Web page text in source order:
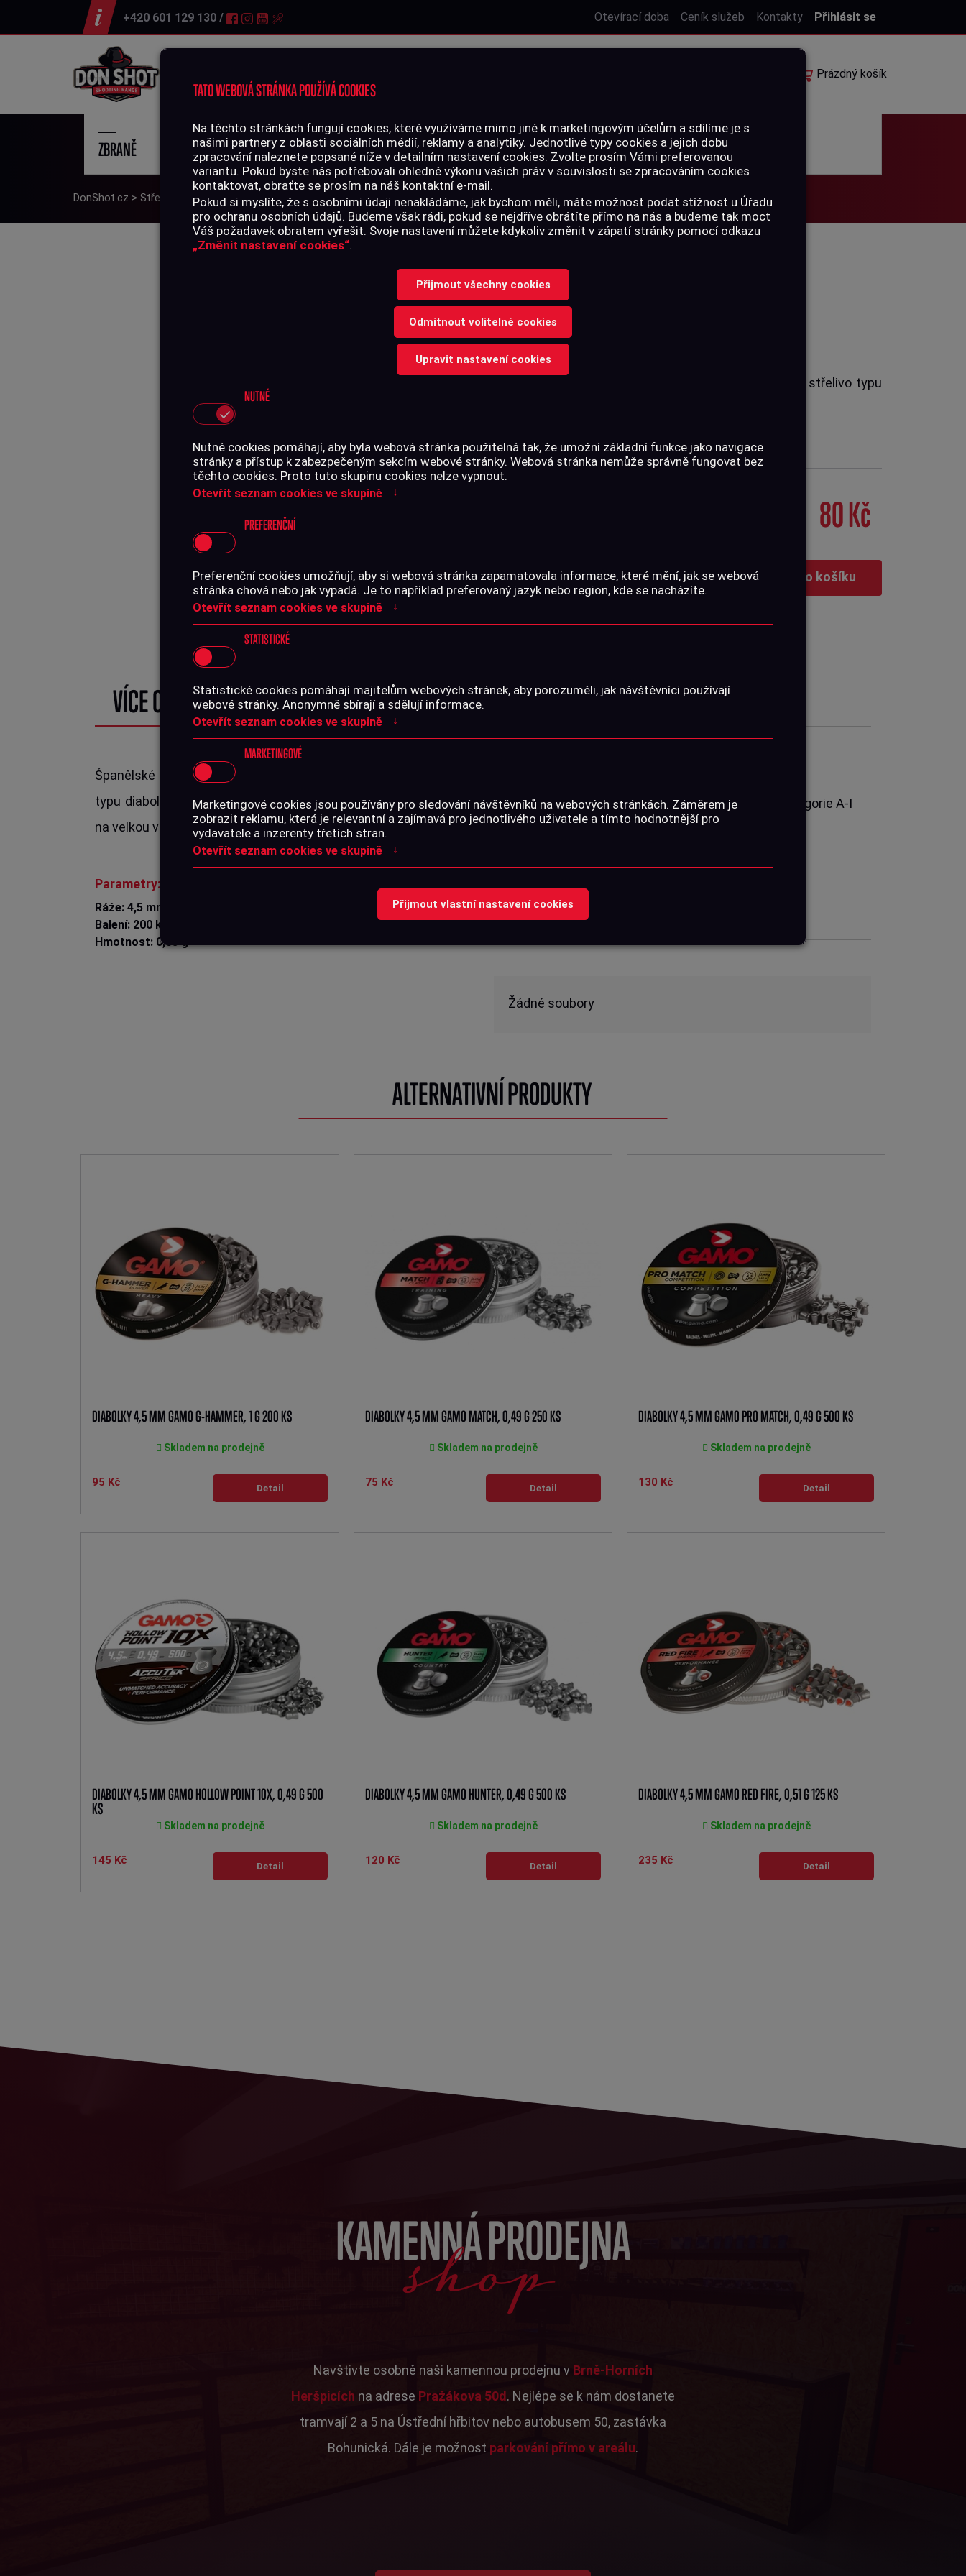
TATO WEBOVÁ STRÁNKA POUŽÍVÁ COOKIES
Na těchto stránkách fungují cookies, které využíváme mimo jiné k marketingovým účelům a sdílíme je s
našimi partnery z oblasti sociálních médií, reklamy a analytiky. Jednotlivé typy cookies a jejich dobu
zpracování naleznete popsané níže v detailním nastavení cookies. Zvolte prosím Vámi preferovanou
variantu. Pokud byste nás potřebovali ohledně výkonu vašich práv v souvislosti se zpracováním cookies
kontaktovat, obraťte se prosím na náš kontaktní e-mail.
Pokud si myslíte, že s osobními údaji nenakládáme, jak bychom měli, máte možnost podat stížnost u Úřadu
pro ochranu osobních údajů. Budeme však rádi, pokud se nejdříve obrátíte přímo na nás a budeme tak moct
Váš požadavek obratem vyřešit. Svoje nastavení můžete kdykoliv změnit v zápatí stránky pomocí odkazu
„Změnit nastavení cookies“.
Přijmout všechny cookies
Odmítnout volitelné cookies
Upravit nastavení cookies
NUTNÉ
Nutné cookies pomáhají, aby byla webová stránka použitelná tak, že umožní základní funkce jako navigace
stránky a přístup k zabezpečeným sekcím webové stránky. Webová stránka nemůže správně fungovat bez
těchto cookies. Proto tuto skupinu cookies nelze vypnout.
Otevřít seznam cookies ve skupině ↓
PREFERENČNÍ
Preferenční cookies umožňují, aby si webová stránka zapamatovala informace, které mění, jak se webová
stránka chová nebo jak vypadá. Je to například preferovaný jazyk nebo region, kde se nacházíte.
Otevřít seznam cookies ve skupině ↓
STATISTICKÉ
Statistické cookies pomáhají majitelům webových stránek, aby porozuměli, jak návštěvníci používají
webové stránky. Anonymně sbírají a sdělují informace.
Otevřít seznam cookies ve skupině ↓
MARKETINGOVÉ
Marketingové cookies jsou používány pro sledování návštěvníků na webových stránkách. Záměrem je
zobrazit reklamu, která je relevantní a zajímavá pro jednotlivého uživatele a tímto hodnotnější pro
vydavatele a inzerenty třetích stran.
Otevřít seznam cookies ve skupině ↓
Přijmout vlastní nastavení cookies
+420 601 129 130 / Otevírací doba Ceník služeb Kontakty Přihlásit se
Prázdný košík
ZBRANĚ STŘELIVO PŘÍSLUŠENSTVÍ POUKAZY
DonShot.cz > Střelivo Diabolky a broky>Diabolky 4,5 mm Gamo TS-10, 200 ks
DIABOLKY 4,5 MM GAMO TS-
10, 200 KS
Španělské střelivo pro vzduchovky typ TS-10. Olověné střelivo typu
80 Kč
- + ks Vložit do košíku
VÍCE O PRODUKTU
Španělské střelivo pro vzduchovky typ TS-10. Olověné střelivo
typu diabolo, nadstandardně dlouhé a těžké diabolky pro střelbu
na velkou vzdálenost s velkou dopadovou energií.
Parametry:
Ráže: 4,5 mm (.177")
Balení: 200 ks
Hmotnost: 0,68 g
PARAMETRY
Střelivo:
Střelivo, Střelivo kategorie A-I
SOUBORY KE STAŽENÍ
Žádné soubory
ALTERNATIVNÍ PRODUKTY
DIABOLKY 4,5 MM GAMO G-HAMMER, 1 G 200 KS
Skladem na prodejně
95 Kč Detail
DIABOLKY 4,5 MM GAMO MATCH, 0,49 G 250 KS
Skladem na prodejně
75 Kč Detail
DIABOLKY 4,5 MM GAMO PRO MATCH, 0,49 G 500 KS
Skladem na prodejně
130 Kč Detail
DIABOLKY 4,5 MM GAMO HOLLOW POINT 10X, 0,49 G 500
KS
Skladem na prodejně
145 Kč Detail
DIABOLKY 4,5 MM GAMO HUNTER, 0,49 G 500 KS
Skladem na prodejně
120 Kč Detail
DIABOLKY 4,5 MM GAMO RED FIRE, 0,51 G 125 KS
Skladem na prodejně
235 Kč Detail
KAMENNÁ PRODEJNA
shop
Navštivte osobně naši kamennou prodejnu v Brně-Horních
Heršpicích na adrese Pražákova 50d . Nejlépe se k nám dostanete
tramvají 2 a 5 na Ústřední hřbitov nebo autobusem 50, zastávka
Bohunická. Dále je možnost parkování přímo v areálu.